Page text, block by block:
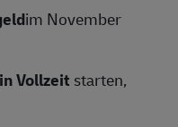
im November
Vollzeit starten,